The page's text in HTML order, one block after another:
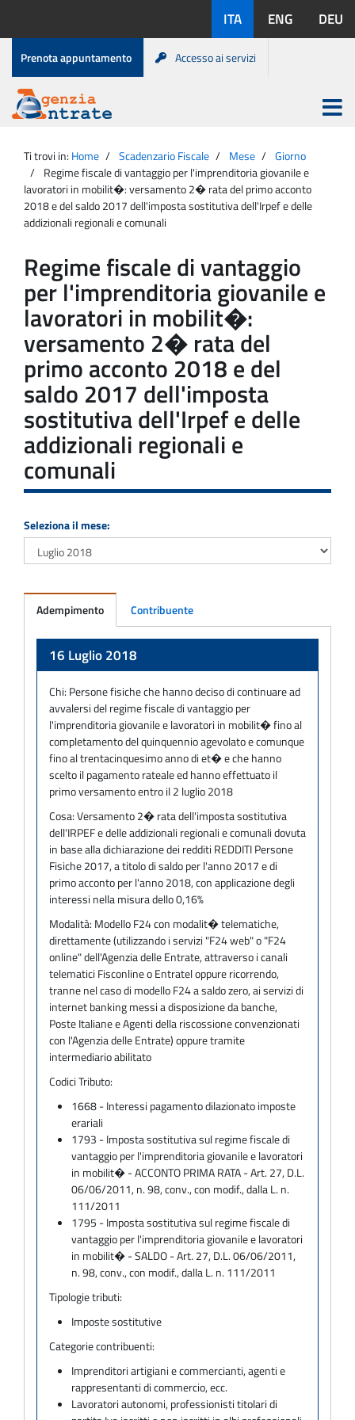
contenuto
disponibili:
ITA ENG DEU
Menu
di
servizio
Prenota appuntamento Accesso ai servizi
Agenzia
Entrate
Apri
menu
principale
Ti trovi in: Home Scadenzario Fiscale Mese
Giorno
Regime fiscale di vantaggio per l'imprenditoria giovanile e
lavoratori in mobilit�: versamento 2� rata del primo acconto
2018 e del saldo 2017 dell'imposta sostitutiva dell'Irpef e delle
addizionali regionali e comunali
Regime fiscale di vantaggio
per l'imprenditoria giovanile e
lavoratori in mobilit�:
versamento 2� rata del
primo acconto 2018 e del
saldo 2017 dell'imposta
sostitutiva dell'Irpef e delle
addizionali regionali e
comunali
Seleziona il mese:
Adempimento Contribuente
16 Luglio 2018
Chi: Persone fisiche che hanno deciso di continuare ad
avvalersi del regime fiscale di vantaggio per
l'imprenditoria giovanile e lavoratori in mobilit� fino al
completamento del quinquennio agevolato e comunque
fino al trentacinquesimo anno di et� e che hanno
scelto il pagamento rateale ed hanno effettuato il
primo versamento entro il 2 luglio 2018
Cosa:Versamento 2� rata dell'imposta sostitutiva
dell'IRPEF e delle addizionali regionali e comunali dovuta
in base alla dichiarazione dei redditi REDDITI Persone
Fisiche 2017, a titolo di saldo per l'anno 2017 e di
primo acconto per l'anno 2018, con applicazione degli
interessi nella misura dello 0,16%
Modalità: Modello F24 con modalit� telematiche,
direttamente (utilizzando i servizi "F24 web" o "F24
online" dell'Agenzia delle Entrate, attraverso i canali
telematici Fisconline o Entratel oppure ricorrendo,
tranne nel caso di modello F24 a saldo zero, ai servizi di
internet banking messi a disposizione da banche,
Poste Italiane e Agenti della riscossione convenzionati
con l'Agenzia delle Entrate) oppure tramite
intermediario abilitato
Codici Tributo:
1668 - Interessi pagamento dilazionato imposte
erariali
1793 - Imposta sostitutiva sul regime fiscale di
vantaggio per l'imprenditoria giovanile e lavoratori
in mobilit� - ACCONTO PRIMA RATA - Art. 27, D.L.
06/06/2011, n. 98, conv., con modif., dalla L. n.
111/2011
1795 - Imposta sostitutiva sul regime fiscale di
vantaggio per l'imprenditoria giovanile e lavoratori
in mobilit� - SALDO - Art. 27, D.L. 06/06/2011,
n. 98, conv., con modif., dalla L. n. 111/2011
Tipologie tributi:
Imposte sostitutive
Categorie contribuenti:
Imprenditori artigiani e commercianti, agenti e
rappresentanti di commercio, ecc.
Lavoratori autonomi, professionisti titolari di